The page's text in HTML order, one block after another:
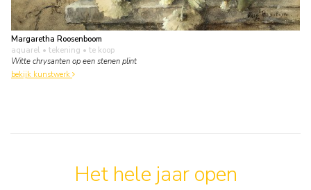
Margaretha Roosenboom
aquarel • tekening • te koop
Witte chrysanten op een stenen plint
bekijk kunstwerk
Het hele jaar open